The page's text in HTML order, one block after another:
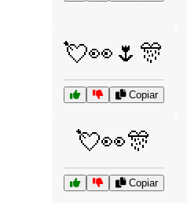
💘👀🌷🎊
Copiar
💘👀🎊
Copiar